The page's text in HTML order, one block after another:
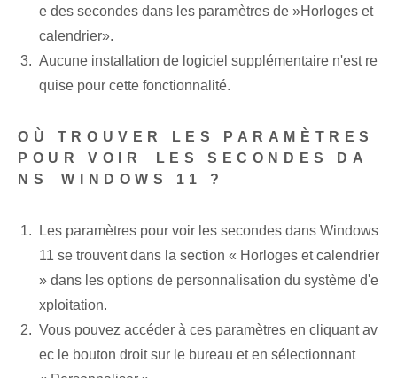
e des secondes dans les paramètres de ⁢»Horloges et
calendrier».
Aucune installation de logiciel supplémentaire n'est re
quise pour cette fonctionnalité.
OÙ TROUVER LES PARAMÈTRES
POUR VOIR⁤ LES SECONDES DA
NS⁤ WINDOWS 11 ?
Les paramètres pour voir les secondes dans Windows
11 se trouvent dans la section « Horloges et calendrier
» dans les options de personnalisation du système d'e
xploitation.
Vous pouvez accéder à ces paramètres en cliquant av
ec le bouton droit sur le bureau et en sélectionnant